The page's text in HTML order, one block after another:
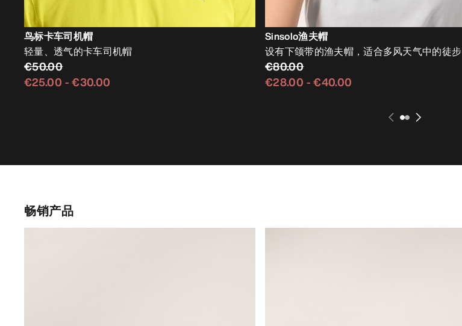
鸟标卡车司机帽
轻量、透气的卡车司机帽
€50.00
€25.00 -€30.00
Sinsolo渔夫帽
设有下颌带的渔夫帽，适合多风天气中的徒步
€80.00
€28.00 -€40.00
畅销产品